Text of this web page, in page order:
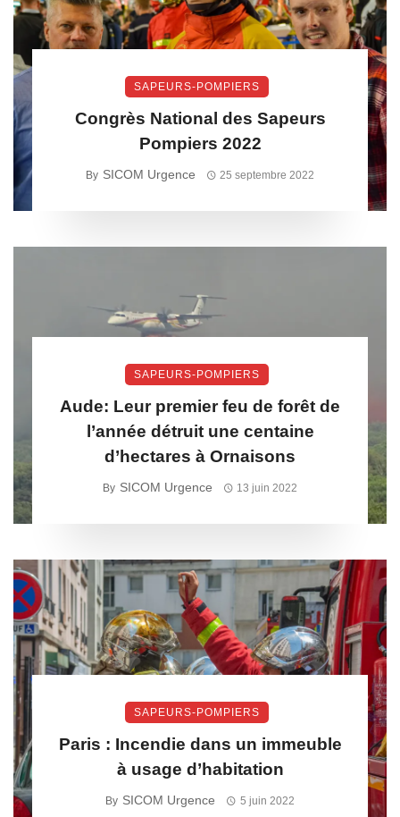
SAPEURS-POMPIERS
Congrès National des Sapeurs
Pompiers 2022
By SICOM Urgence 25 septembre 2022
SAPEURS-POMPIERS
Aude: Leur premier feu de forêt de
l’année détruit une centaine
d’hectares à Ornaisons
By SICOM Urgence 13 juin 2022
SAPEURS-POMPIERS
Paris : Incendie dans un immeuble
à usage d’habitation
By SICOM Urgence 5 juin 2022